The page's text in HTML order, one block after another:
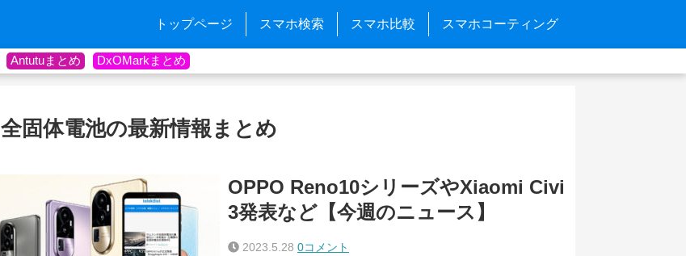
トップページ スマホ検索 スマホ比較 スマホコーティング
Antutuまとめ DxOMarkまとめ
全固体電池の最新情報まとめ
OPPO Reno10シリーズやXiaomi Civi
3発表など【今週のニュース】
2023.5.28 0コメント